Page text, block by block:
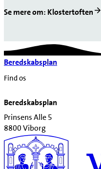
Se mere om: Klostertoften
Beredskabsplan
Find os
Beredskabsplan
Prinsens Alle 5
8800 Viborg